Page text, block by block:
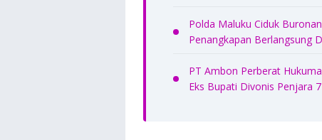
Polda Maluku Ciduk
Penangkapan Berlangsung
PT Ambon Perberat
Eks Bupati Divonis Penjara